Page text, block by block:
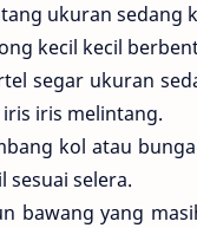
ukuran sedang
kecil kecil
segar ukuran
iris iris melintang.
kol atau
sesuai selera.
bawang yang